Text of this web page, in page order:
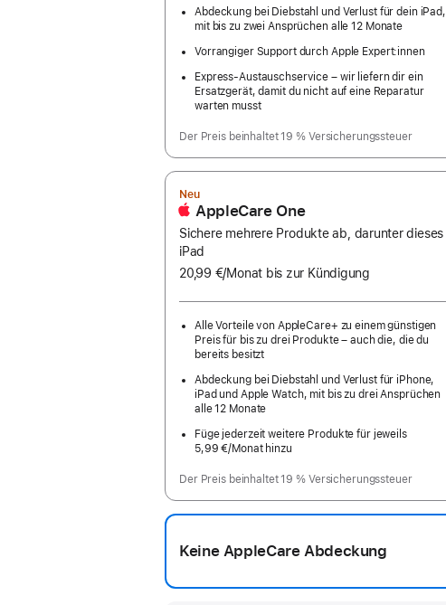
Abdeckung bei Diebstahl und Verlust für dein iPad,
mit bis zu zwei Ansprüchen alle 12 Monate
Vorrangiger Support durch Apple Expert:innen
Express-Austauschservice – wir liefern dir ein
Ersatzgerät, damit du nicht auf eine Reparatur
warten musst
Der Preis beinhaltet 19 % Versicherungssteuer
Neu
AppleCare One
Sichere mehrere Produkte ab, darunter dieses
iPad
20,99 €/Monat pro
bis zur Kündigung
Alle Vorteile von AppleCare+ zu einem günstigen
Preis für bis zu drei Produkte – auch die, die du
bereits besitzt
Abdeckung bei Diebstahl und Verlust für iPhone,
iPad und Apple Watch, mit bis zu drei Ansprüchen
alle 12 Monate
Füge jederzeit weitere Produkte für jeweils
5,99 €/Monat hinzu
Der Preis beinhaltet 19 % Versicherungssteuer
Keine AppleCare Abdeckung